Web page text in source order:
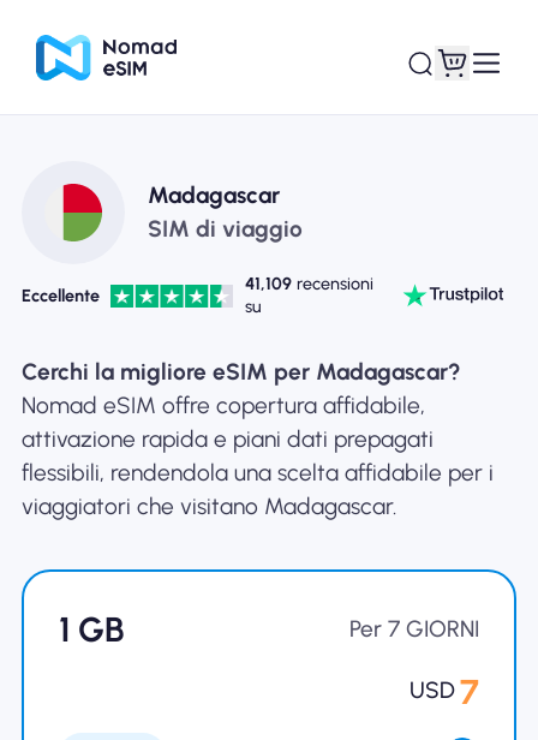
Entra registrati
Informazioni sull'eSIM
Madagascar
SIM di viaggio
Eccellente
41,109 recensioni
su
Cerchi la migliore eSIM per Madagascar?
Nomad eSIM offre copertura affidabile,
attivazione rapida e piani dati prepagati
flessibili, rendendola una scelta affidabile per i
viaggiatori che visitano Madagascar.
1 GB Per 7 GIORNI
USD 7